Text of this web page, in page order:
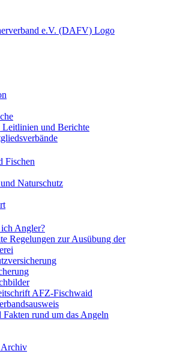
Leitlinien und Berichte
Fischen
Naturschutz
Angler?
Regelungen zur Ausübung der
AFZ-Fischwaid
Fakten rund um das Angeln
Archiv